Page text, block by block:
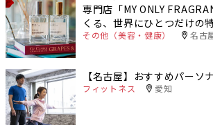
専門店「MY ONLY
くる、世界にひとつだけの
その他（美容・健康） 名古
【名古屋】おすすめパーソ
フィットネス 愛知